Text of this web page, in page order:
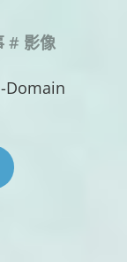
# 影像
Domain